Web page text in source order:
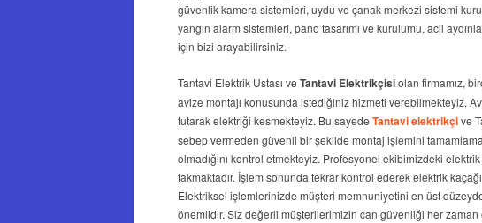
güvenlik kamera sistemleri, uydu ve çanak merkezi sistemi
yangın alarm sistemleri, pano tasarımı ve kurulumu, acil
için bizi arayabilirsiniz.
Tantavi Elektrik Ustası ve Tantavi Elektrikçisiolan firmamız,
avize montajı konusunda istediğiniz hizmeti verebilmekteyiz.
tutarak elektriği kesmekteyiz. Bu sayede Tantavi elektrikçive
sebep vermeden güvenli bir şekilde montaj işlemini
olmadığını kontrol etmekteyiz. Profesyonel ekibimizdeki
takmaktadır. İşlem sonunda tekrar kontrol ederek elektrik
Elektriksel işlemlerinizde müşteri memnuniyetini en üst
önemlidir. Siz değerli müşterilerimizin can güvenliği her zaman